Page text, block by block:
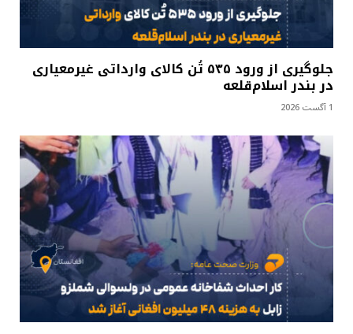
جلوگیری از ورود ۵۳۵ تُن کالای وارداتی غیرمعیاری
در بندر اسلام‌قلعه
1 آگست 2026